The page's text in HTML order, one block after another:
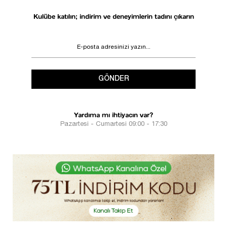
Kulübe katılın; indirim ve deneyimlerin tadını çıkarın
GÖNDER
Yardıma mı ihtiyacın var?
Pazartesi - Cumartesi 09:00 - 17:30